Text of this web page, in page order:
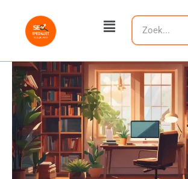
Main
Menu
Zoeken